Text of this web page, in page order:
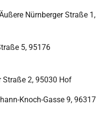
Nürnberger Straße 1,
5, 95176
2, 95030 Hof
Knoch-Gasse 9, 96317